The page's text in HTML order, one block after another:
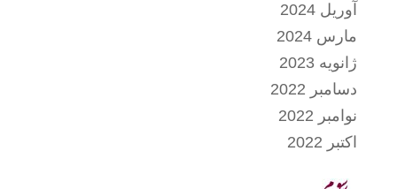
آوریل 2024
مارس 2024
ژانویه 2023
دسامبر 2022
نوامبر 2022
اکتبر 2022